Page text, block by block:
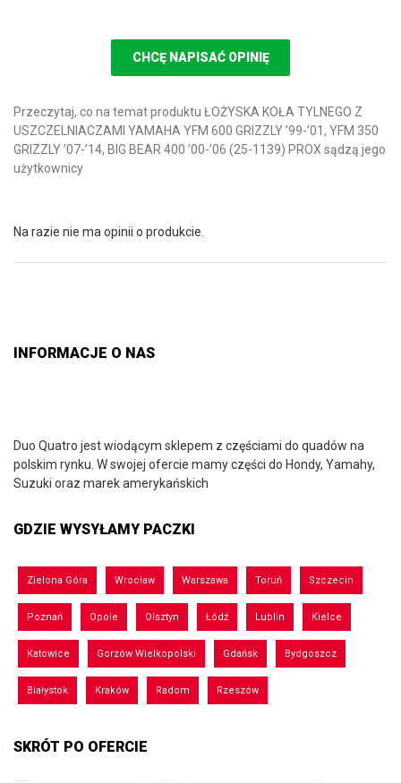
CHCĘ NAPISAĆ OPINIĘ
Przeczytaj, co na temat produktu ŁOŻYSKA KOŁA TYLNEGO Z
USZCZELNIACZAMI YAMAHA YFM 600 GRIZZLY ’99-’01, YFM 350
GRIZZLY ’07-’14, BIG BEAR 400 ’00-’06 (25-1139) PROX sądzą jego
użytkownicy
Na razie nie ma opinii o produkcie.
INFORMACJE O NAS
Duo Quatro jest wiodącym sklepem z częściami do quadów na
polskim rynku. W swojej ofercie mamy części do Hondy, Yamahy,
Suzuki oraz marek amerykańskich
GDZIE WYSYŁAMY PACZKI
Zielona Góra Wrocław Warszawa Toruń Szczecin
Poznań Opole Olsztyn Łódź Lublin Kielce
Katowice Gorzów Wielkopolski Gdańsk Bydgoszcz
Białystok Kraków Radom Rzeszów
SKRÓT PO OFERCIE